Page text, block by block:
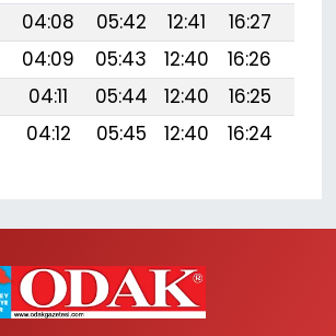
04:08 05:42 12:41 16:27
04:09 05:43 12:40 16:26
04:11 05:44 12:40 16:25
04:12 05:45 12:40 16:24